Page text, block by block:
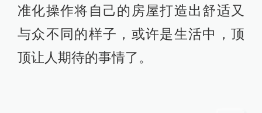
准化操作将自己的房屋打造出舒适又
与众不同的样子，或许是生活中，顶
顶让人期待的事情了。